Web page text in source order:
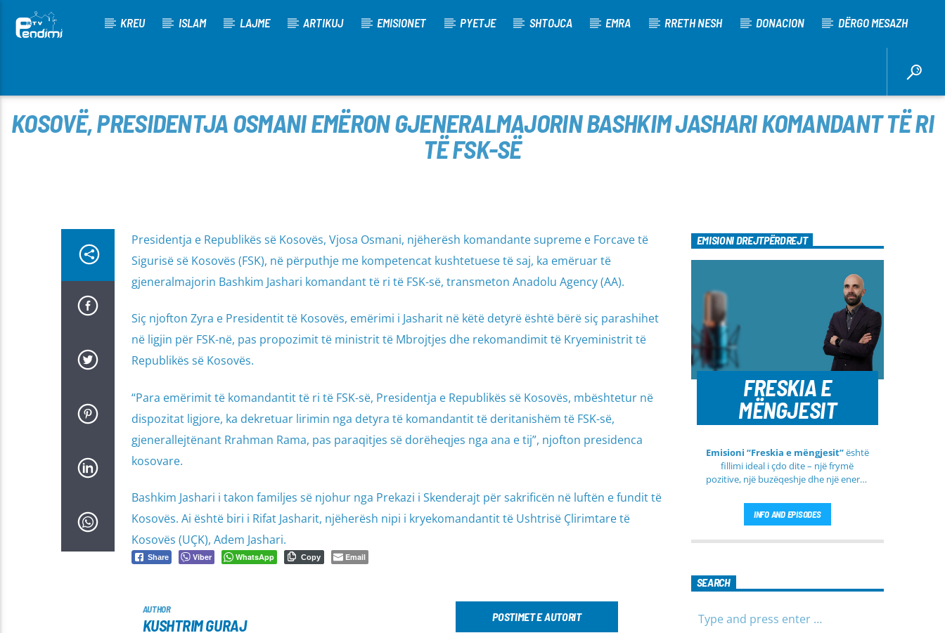
KREU ISLAM LAJME ARTIKUJ EMISIONET PYETJE SHTOJCA EMRA RRETH NESH DONACION DËRGO MESAZH
KOSOVË, PRESIDENTJA OSMANI EMËRON GJENERALMAJORIN BASHKIM JASHARI KOMANDANT TË RI
TË FSK-SË
Presidentja e Republikës së Kosovës, Vjosa Osmani, njëherësh komandante supreme e Forcave të
Sigurisë së Kosovës (FSK), në përputhje me kompetencat kushtetuese të saj, ka emëruar të
gjeneralmajorin Bashkim Jashari komandant të ri të FSK-së, transmeton Anadolu Agency (AA).
Siç njofton Zyra e Presidentit të Kosovës, emërimi i Jasharit në këtë detyrë është bërë siç parashihet
në ligjin për FSK-në, pas propozimit të ministrit të Mbrojtjes dhe rekomandimit të Kryeministrit të
Republikës së Kosovës.
“Para emërimit të komandantit të ri të FSK-së, Presidentja e Republikës së Kosovës, mbështetur në
dispozitat ligjore, ka dekretuar lirimin nga detyra të komandantit të deritanishëm të FSK-së,
gjenerallejtënant Rrahman Rama, pas paraqitjes së dorëheqjes nga ana e tij”, njofton presidenca
kosovare.
Bashkim Jashari i takon familjes së njohur nga Prekazi i Skenderajt për sakrificën në luftën e fundit të
Kosovës. Ai është biri i Rifat Jasharit, njëherësh nipi i kryekomandantit të Ushtrisë Çlirimtare të
Kosovës (UÇK), Adem Jashari.
Share Viber WhatsApp Copy Email
AUTHOR
KUSHTRIM GURAJ POSTIMET E AUTORIT
EMISIONI DREJTPËRDREJT
FRESKIA E
MËNGJESIT
Emisioni “Freskia e mëngjesit”është
fillimi ideal i çdo dite – një frymë
pozitive, një buzëqeshje dhe një energji
RTV Pendimi. Ky emision i përditshëm
synon ta bëjë mëngjesin tuaj më të
ngrohtë, duke ju shoqëruar në orët e
larmishme dhe të dobishme për të
gjithë familjen.
INFO AND EPISODES
SEARCH